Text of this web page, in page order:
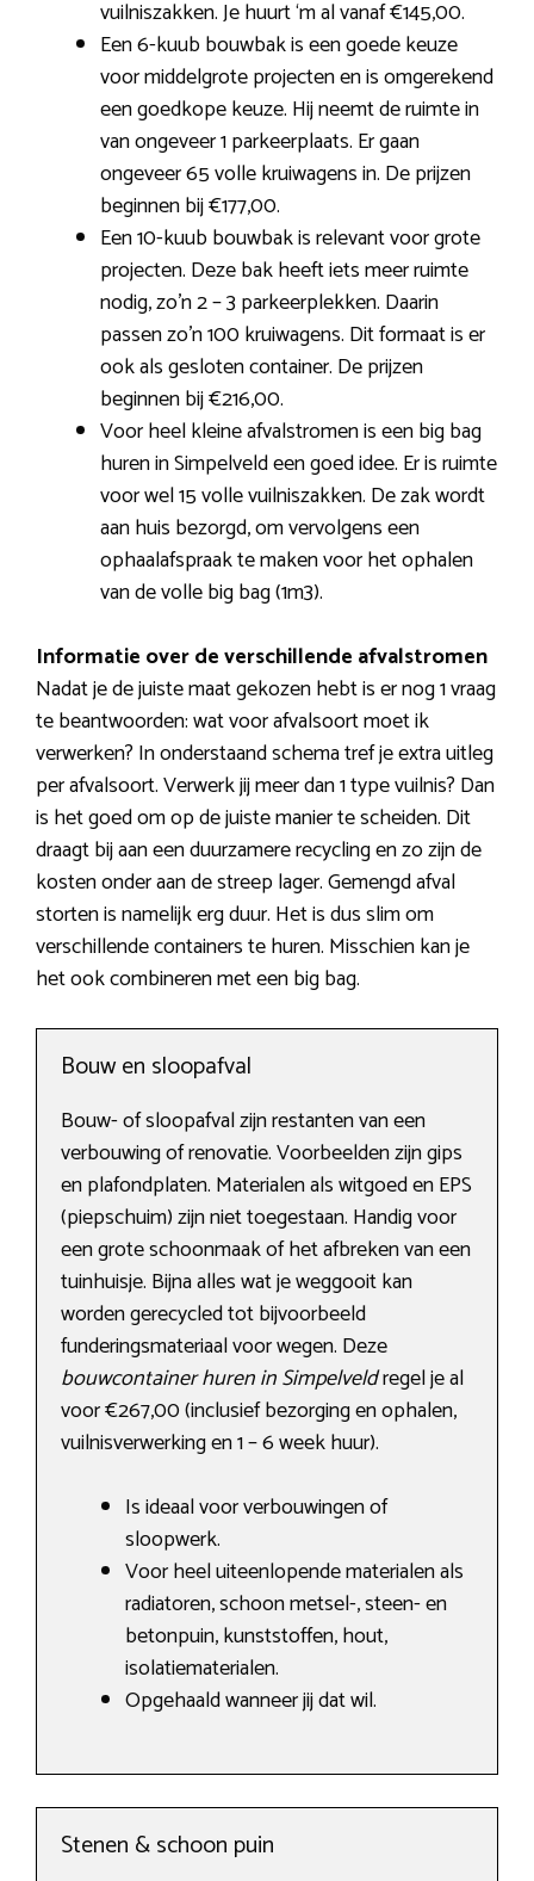
vuilniszakken. Je huurt ‘m al vanaf €145,00.
Een 6-kuub bouwbak is een goede keuze
voor middelgrote projecten en is omgerekend
een goedkope keuze. Hij neemt de ruimte in
van ongeveer 1 parkeerplaats. Er gaan
ongeveer 65 volle kruiwagens in. De prijzen
beginnen bij €177,00.
Een 10-kuub bouwbak is relevant voor grote
projecten. Deze bak heeft iets meer ruimte
nodig, zo’n 2 – 3 parkeerplekken. Daarin
passen zo’n 100 kruiwagens. Dit formaat is er
ook als gesloten container. De prijzen
beginnen bij €216,00.
Voor heel kleine afvalstromen is een big bag
huren in Simpelveld een goed idee. Er is ruimte
voor wel 15 volle vuilniszakken. De zak wordt
aan huis bezorgd, om vervolgens een
ophaalafspraak te maken voor het ophalen
van de volle big bag (1m3).
Informatie over de verschillende afvalstromen
Nadat je de juiste maat gekozen hebt is er nog 1 vraag
te beantwoorden: wat voor afvalsoort moet ik
verwerken? In onderstaand schema tref je extra uitleg
per afvalsoort. Verwerk jij meer dan 1 type vuilnis? Dan
is het goed om op de juiste manier te scheiden. Dit
draagt bij aan een duurzamere recycling en zo zijn de
kosten onder aan de streep lager. Gemengd afval
storten is namelijk erg duur. Het is dus slim om
verschillende containers te huren. Misschien kan je
het ook combineren met een big bag.
Bouw en sloopafval
Bouw- of sloopafval zijn restanten van een
verbouwing of renovatie. Voorbeelden zijn gips
en plafondplaten. Materialen als witgoed en EPS
(piepschuim) zijn niet toegestaan. Handig voor
een grote schoonmaak of het afbreken van een
tuinhuisje. Bijna alles wat je weggooit kan
worden gerecycled tot bijvoorbeeld
funderingsmateriaal voor wegen. Deze
bouwcontainer huren in Simpelveldregel je al
voor €267,00 (inclusief bezorging en ophalen,
vuilnisverwerking en 1 – 6 week huur).
Is ideaal voor verbouwingen of
sloopwerk.
Voor heel uiteenlopende materialen als
radiatoren, schoon metsel-, steen- en
betonpuin, kunststoffen, hout,
isolatiematerialen.
Opgehaald wanneer jij dat wil.
Stenen & schoon puin